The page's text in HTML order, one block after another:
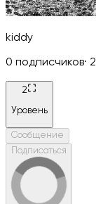
kiddy
0 подписчиков· 2
2
Уровень
Сообщение
Подписаться